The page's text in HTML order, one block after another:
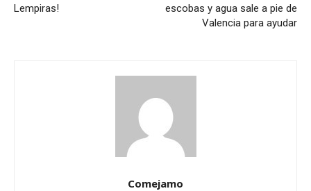
Lempiras!
escobas y agua sale a pie de
Valencia para ayudar
Comejamo